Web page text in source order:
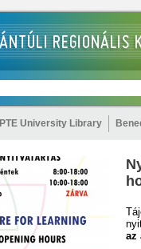
PTE University Library
az